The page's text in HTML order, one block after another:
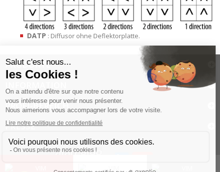
DATP : Diffusor ohne Deflektorplatte.
PRODUKTE
PROFI-BEREICH
PRESSE